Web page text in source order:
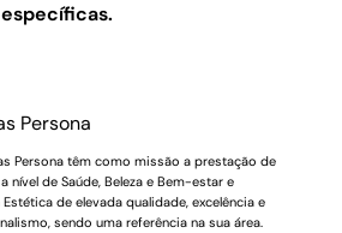
Persona
Persona têm como missão a prestação de
nível de Saúde, Beleza e Bem-estar e
de elevada qualidade, excelência e
sendo uma referência na sua área.